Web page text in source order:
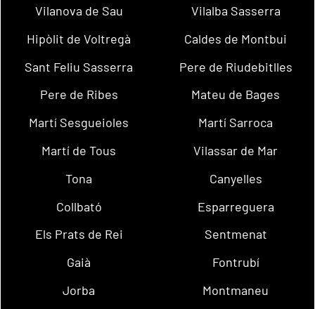
Vilanova de Sau
Vilalba Sasserra
Hipòlit de Voltregà
Caldes de Montbui
Sant Feliu Sasserra
Pere de Riudebitlles
Pere de Ribes
Mateu de Bages
Martí Sesgueioles
Martí Sarroca
Martí de Tous
Vilassar de Mar
Tona
Canyelles
Collbató
Esparreguera
Els Prats de Rei
Sentmenat
Gaià
Fontrubí
Jorba
Montmaneu